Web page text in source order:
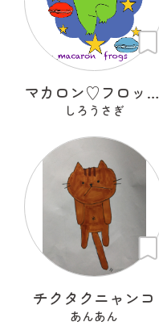
マカロン♡フロッグズ
しろうさぎ
チクタクニャンコ
あんあん